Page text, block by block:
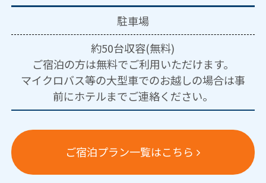
駐車場
約50台収容(無料)
ご宿泊の方は無料でご利用いただけます。
マイクロバス等の大型車でのお越しの場合は事
前にホテルまでご連絡ください。
ご宿泊プラン一覧はこちら